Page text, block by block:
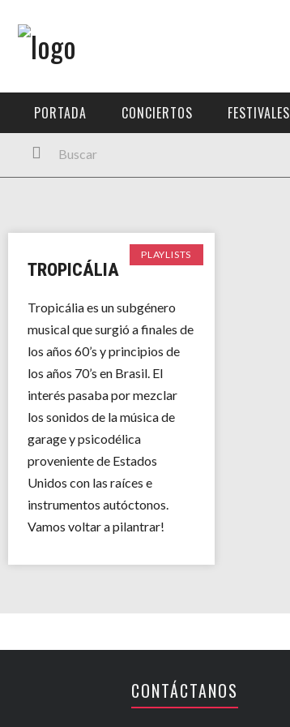
PORTADA
FESTIVALES
HISTORIAS
PORTADA CONCIERTOS FESTIVALES
PLAYLISTS
TROPICÁLIA
Tropicália es un subgénero
musical que surgió a finales de
los años 60’s y principios de
los años 70’s en Brasil. El
interés pasaba por mezclar
los sonidos de la música de
garage y psicodélica
proveniente de Estados
Unidos con las raíces e
instrumentos autóctonos.
Vamos voltar a pilantrar!
CONTÁCTANOS